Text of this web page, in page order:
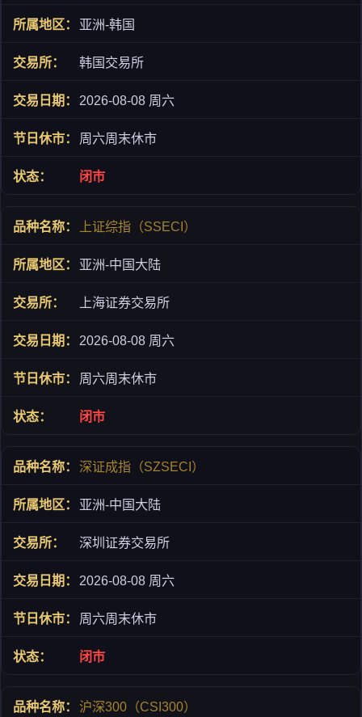
亚洲-韩国
韩国交易所
2026-08-08 周六
周六周末休市
闭市
上证综指（SSECI）
亚洲-中国大陆
上海证券交易所
2026-08-08 周六
周六周末休市
闭市
深证成指（SZSECI）
亚洲-中国大陆
深圳证券交易所
2026-08-08 周六
周六周末休市
闭市
沪深300（CSI300）